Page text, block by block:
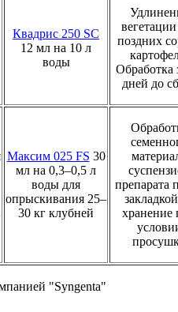
Квадрис 250 SC
12 мл на 10 л
воды
поздних
Обработка
дней до
Максим 025 FS 30
мл на 0,3–0,5 л
воды для
опрыскивания 25–
30 кг клубней
препарата
хранение
"Syngenta"